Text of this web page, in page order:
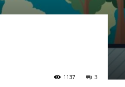
3
1137